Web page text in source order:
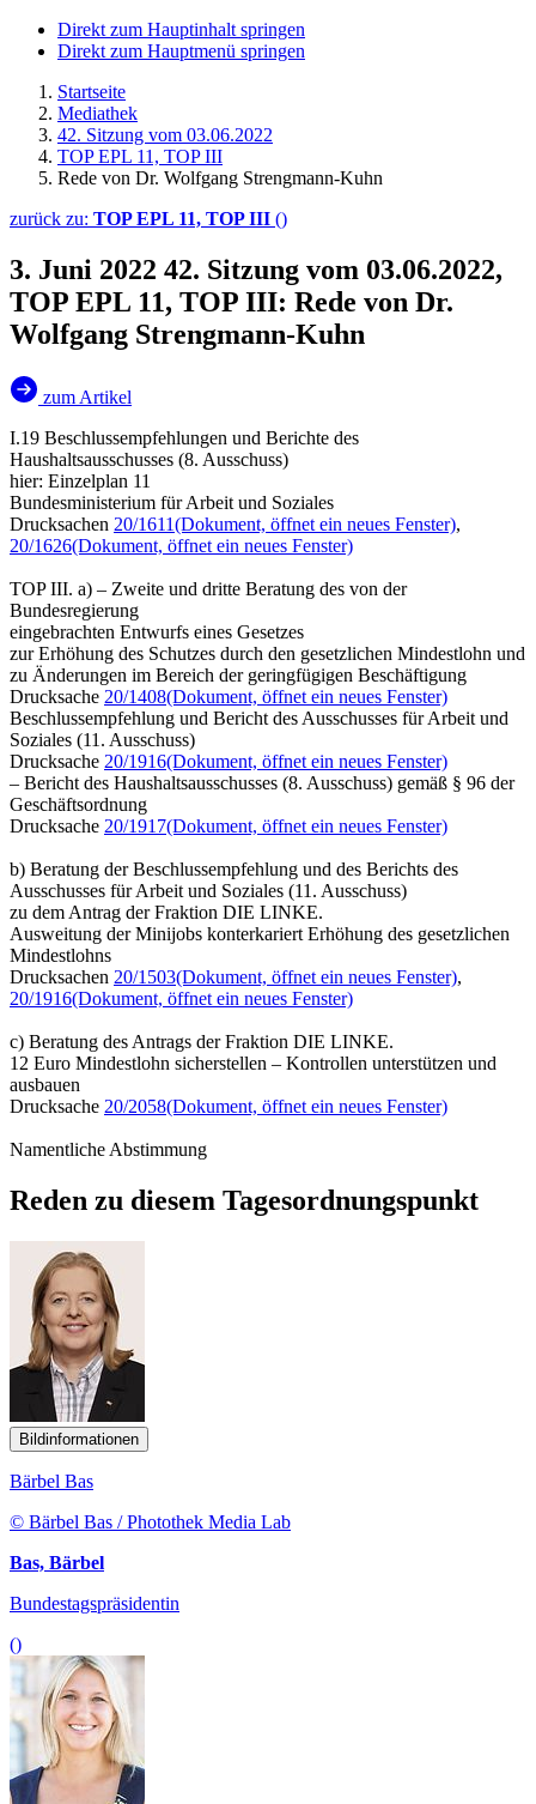
Direkt zum Hauptinhalt springen
Direkt zum Hauptmenü springen
Startseite
Mediathek
42. Sitzung vom 03.06.2022
TOP EPL 11, TOP III
Rede von Dr. Wolfgang Strengmann-Kuhn
zurück zu: TOP EPL 11, TOP III ()
3. Juni 2022 42. Sitzung vom 03.06.2022,
TOP EPL 11, TOP III: Rede von Dr.
Wolfgang Strengmann-Kuhn
zum Artikel
I.19 Beschlussempfehlungen und Berichte des
Haushaltsausschusses (8. Ausschuss)
hier: Einzelplan 11
Bundesministerium für Arbeit und Soziales
Drucksachen 20/1611(Dokument, öffnet ein neues Fenster),
20/1626(Dokument, öffnet ein neues Fenster)
TOP III. a) – Zweite und dritte Beratung des von der
Bundesregierung
eingebrachten Entwurfs eines Gesetzes
zur Erhöhung des Schutzes durch den gesetzlichen Mindestlohn und
zu Änderungen im Bereich der geringfügigen Beschäftigung
Drucksache 20/1408(Dokument, öffnet ein neues Fenster)
Beschlussempfehlung und Bericht des Ausschusses für Arbeit und
Soziales (11. Ausschuss)
Drucksache 20/1916(Dokument, öffnet ein neues Fenster)
– Bericht des Haushaltsausschusses (8. Ausschuss) gemäß § 96 der
Geschäftsordnung
Drucksache 20/1917(Dokument, öffnet ein neues Fenster)
b) Beratung der Beschlussempfehlung und des Berichts des
Ausschusses für Arbeit und Soziales (11. Ausschuss)
zu dem Antrag der Fraktion DIE LINKE.
Ausweitung der Minijobs konterkariert Erhöhung des gesetzlichen
Mindestlohns
Drucksachen 20/1503(Dokument, öffnet ein neues Fenster),
20/1916(Dokument, öffnet ein neues Fenster)
c) Beratung des Antrags der Fraktion DIE LINKE.
12 Euro Mindestlohn sicherstellen – Kontrollen unterstützen und
ausbauen
Drucksache 20/2058(Dokument, öffnet ein neues Fenster)
Namentliche Abstimmung
Reden zu diesem Tagesordnungspunkt
Bildinformationen
Bärbel Bas
© Bärbel Bas / Photothek Media Lab
Bas, Bärbel
Bundestagspräsidentin
()